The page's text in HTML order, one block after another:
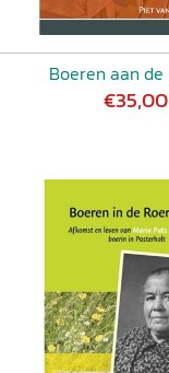
Boeren aan de
€35,00